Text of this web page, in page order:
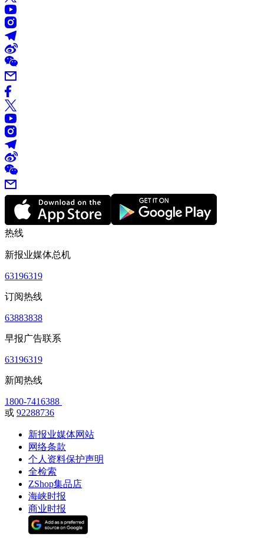
热线
新报业媒体总机
63196319
订阅热线
63883838
早报广告联系
63196319
新闻热线
1800-7416388
或 92288736
新报业媒体网站
网络条款
个人资料保护声明
全检索
ZShop集品店
海峡时报
商业时报